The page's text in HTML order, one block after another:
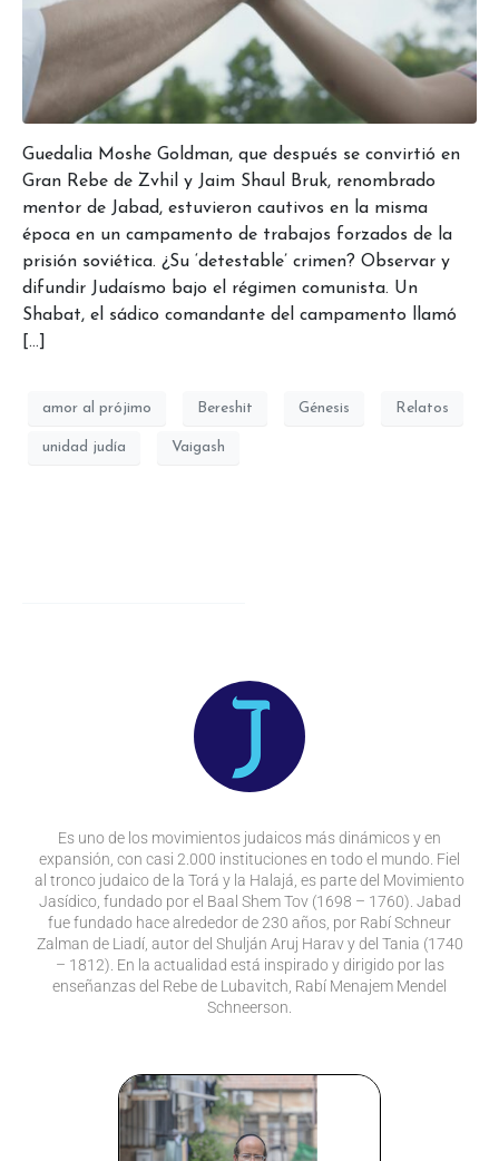
Guedalia Moshe Goldman, que después se convirtió en
Gran Rebe de Zvhil y Jaim Shaul Bruk, renombrado
mentor de Jabad, estuvieron cautivos en la misma
época en un campamento de trabajos forzados de la
prisión soviética. ¿Su ‘detestable’ crimen? Observar y
difundir Judaísmo bajo el régimen comunista. Un
Shabat, el sádico comandante del campamento llamó
[…]
amor al prójimo Bereshit Génesis Relatos
unidad judía Vaigash
Es uno de los movimientos judaicos más dinámicos y en
expansión, con casi 2.000 instituciones en todo el mundo. Fiel
al tronco judaico de la Torá y la Halajá, es parte del Movimiento
Jasídico, fundado por el Baal Shem Tov (1698 – 1760). Jabad
fue fundado hace alrededor de 230 años, por Rabí Schneur
Zalman de Liadí, autor del Shulján Aruj Harav y del Tania (1740
– 1812). En la actualidad está inspirado y dirigido por las
enseñanzas del Rebe de Lubavitch, Rabí Menajem Mendel
Schneerson.